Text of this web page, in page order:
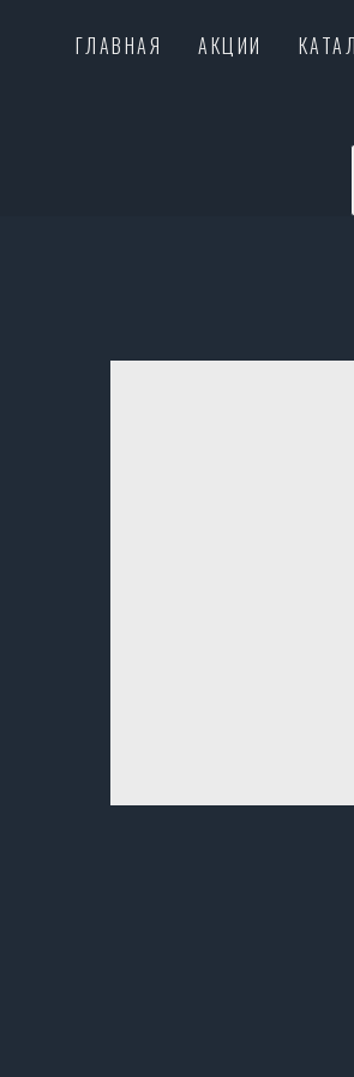
ГЛАВНАЯ АКЦИИ